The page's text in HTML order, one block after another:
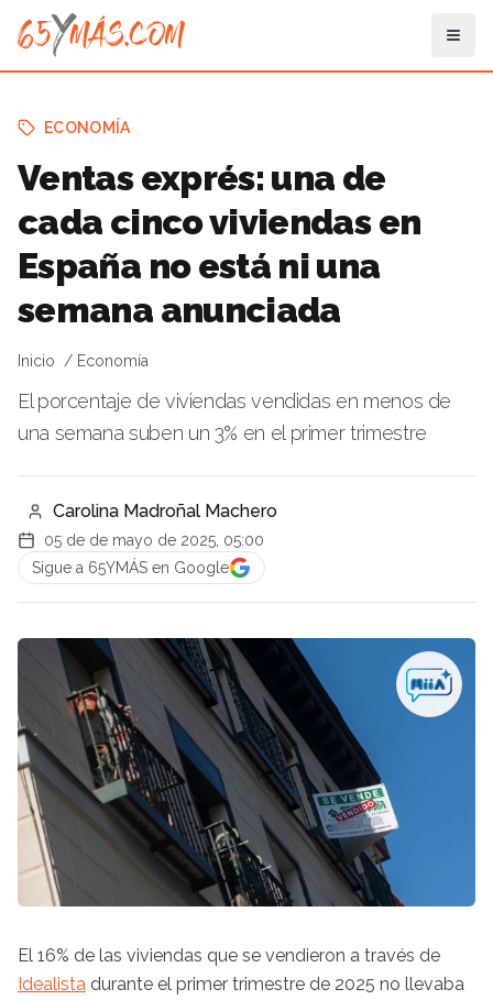
ECONOMÍA
Ventas exprés: una de
cada cinco viviendas en
España no está ni una
semana anunciada
Inicio Economía
El porcentaje de viviendas vendidas en menos de
una semana suben un 3% en el primer trimestre
Carolina Madroñal Machero
05 de de mayo de 2025, 05:00
Sigue a 65YMÁS en Google
El 16% de las viviendas que se vendieron a través de
Idealista durante el primer trimestre de 2025 no llevaba